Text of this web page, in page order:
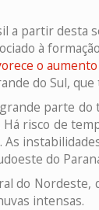
a partir desta
à
o
do Sul,
parte
risco de
do
do Nordeste,
intensas.